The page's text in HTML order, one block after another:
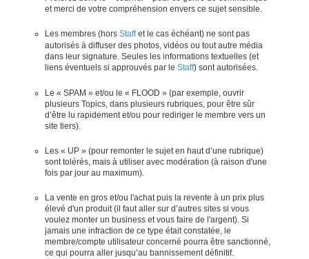
et merci de votre compréhension envers ce sujet sensible.
Les membres (hors Staffet le cas échéant) ne sont pas
autorisés à diffuser des photos, vidéos ou tout autre média
dans leur signature. Seules les informations textuelles (et
liens éventuels si approuvés par le Staff) sont autorisées.
Le « SPAM » et/ou le « FLOOD » (par exemple, ouvrir
plusieurs Topics, dans plusieurs rubriques, pour être sûr
d’être lu rapidement et/ou pour rediriger le membre vers un
site tiers).
Les « UP » (pour remonter le sujet en haut d’une rubrique)
sont tolérés, mais à utiliser avec modération (à raison d'une
fois par jour au maximum).
La vente en gros et/ou l'achat puis la revente à un prix plus
élevé d'un produit (il faut aller sur d’autres sites si vous
voulez monter un business et vous faire de l'argent). Si
jamais une infraction de ce type était constatée, le
membre/compte utilisateur concerné pourra être sanctionné,
ce qui pourra aller jusqu’au bannissement définitif.